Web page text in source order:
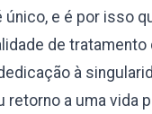
e é por isso
de
à
a uma vida